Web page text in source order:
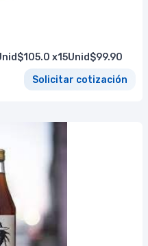
x15Unid$99.90
Solicitar cotización